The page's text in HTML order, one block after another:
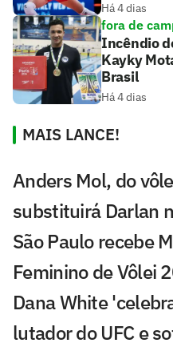
Há 4 dias
fora de
Incêndio
Kayky
Brasil
Há 4 dias
MAIS LANCE!
Anders Mol, do
substituirá Darlan
São Paulo recebe
Feminino de Vôlei
Dana White
lutador do UFC e